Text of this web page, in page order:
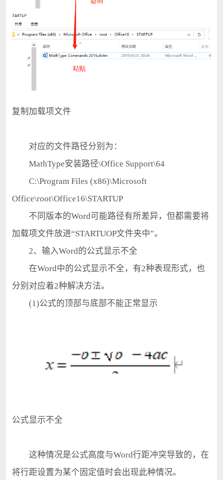
复制加载项文件
对应的文件路径分别为：
MathType安装路径\Office Support\64
C:\Program Files (x86)\Microsoft
Office\root\Office16\STARTUP
不同版本的Word可能路径有所差异，但都需要将
加载项文件放进“STARTUOP文件夹中”。
2、输入Word的公式显示不全
在Word中的公式显示不全，有2种表现形式，也
分别对应着2种解决方法。
(1)公式的顶部与底部不能正常显示
公式显示不全
这种情况是公式高度与Word行距冲突导致的，在
将行距设置为某个固定值时会出现此种情况。